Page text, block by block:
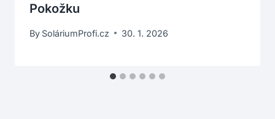
Pokožku
By SoláriumProfi.cz 30. 1. 2026